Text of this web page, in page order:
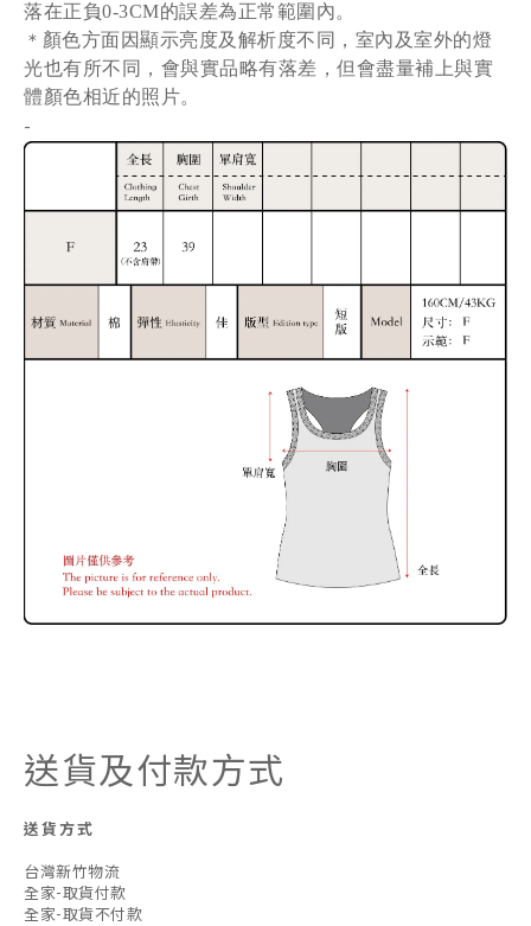
落在正負0-3CM的誤差為正常範圍內。
＊ 顏色方面因顯示亮度及解析度不同，室內及室外的燈
光也有所不同，會與實品略有落差，但會盡量補上與實
體顏色相近的照片。
-
送貨及付款方式
送貨方式
台灣新竹物流
全家-取貨付款
全家-取貨不付款